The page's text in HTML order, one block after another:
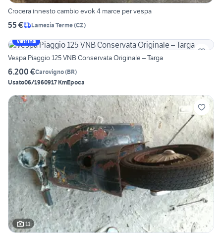
Crocera innesto cambio evok 4 marce per vespa
55 € Lamezia Terme(CZ)
Vetrina
Vespa Piaggio 125 VNB Conservata Originale – Targa
6.200 €Carovigno(BR)
Usato06/1960917 KmEpoca
11